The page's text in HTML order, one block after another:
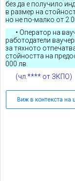
без да е получило
в размер на
но не по-малко от 2
• Оператор на
работодатели
за тяхното
стойността на
000 лв.
(чл.**** от ЗКПО)
Виж в контекста на